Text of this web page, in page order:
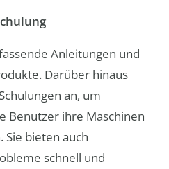
Anleitungen und
Darüber hinaus
an, um
Benutzer ihre Maschinen
bieten auch
schnell und